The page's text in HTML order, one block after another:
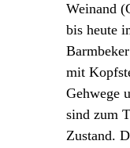
Weinand
bis heute
mit
Gehwege
sind zum
Zustand.